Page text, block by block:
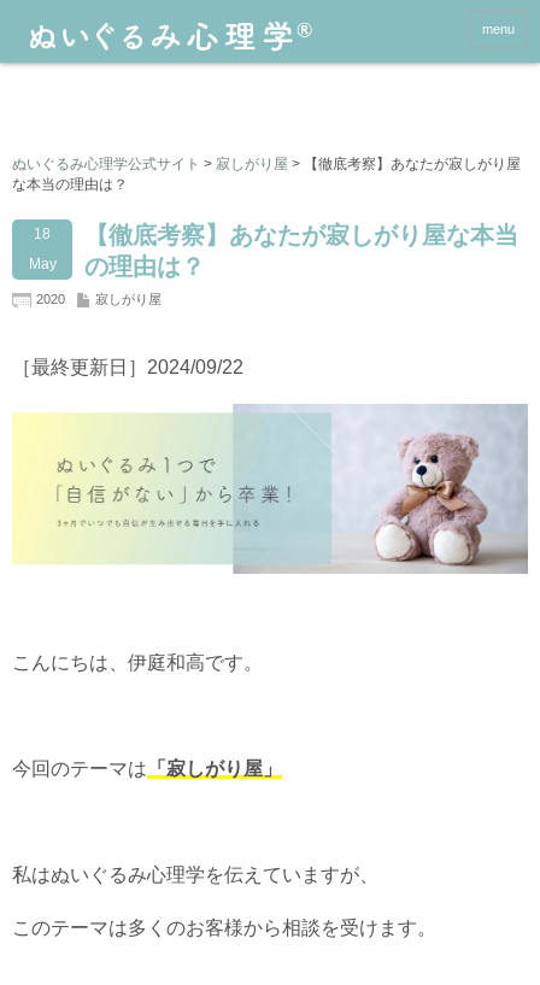
menu
ぬいぐるみ心理学公式サイト > 寂しがり屋 >
【徹底考察】あなたが寂しがり屋
な本当の理由は？
18
May
【徹底考察】あなたが寂しがり屋な本当
の理由は？
2020 寂しがり屋
［最終更新日］2024/09/22
こんにちは、伊庭和高です。
今回のテーマは 「寂しがり屋」
私はぬいぐるみ心理学を伝えていますが、
このテーマは多くのお客様から相談を受けます。